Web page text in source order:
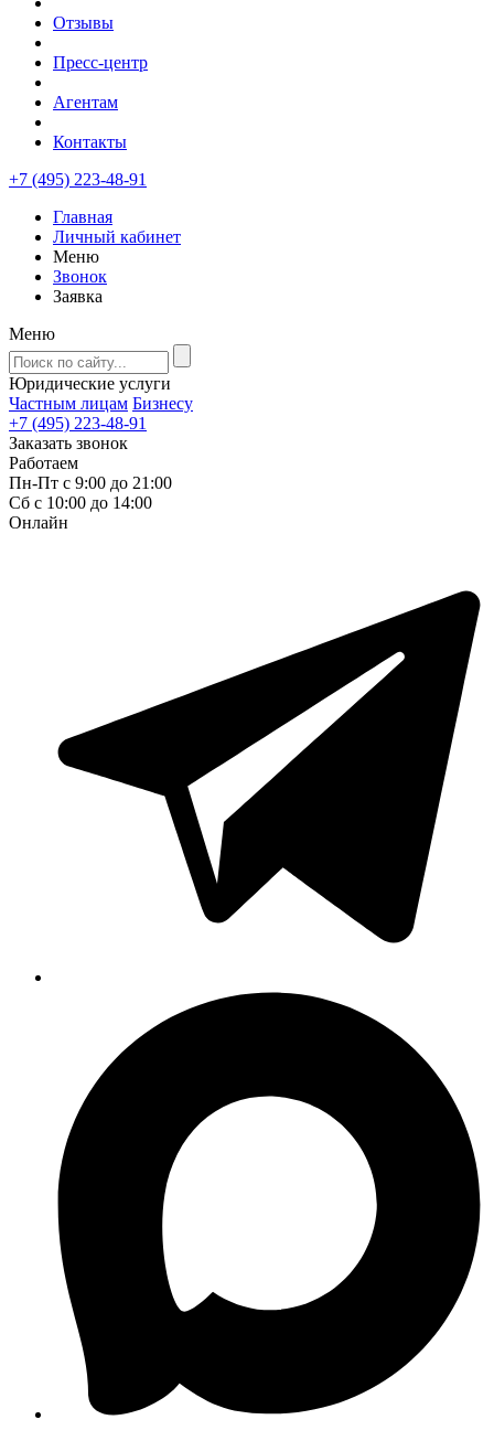
Отзывы
Пресс-центр
Агентам
Контакты
+7 (495) 223-48-91
Главная
Личный кабинет
Меню
Звонок
Заявка
Меню
Юридические услуги
Частным лицам Бизнесу
+7 (495) 223-48-91
Заказать звонок
Работаем
Пн-Пт с 9:00 до 21:00
Сб с 10:00 до 14:00
Онлайн